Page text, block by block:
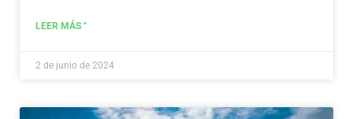
Ciudadano, también en la contienda.
LEER MÁS "
2 de junio de 2024